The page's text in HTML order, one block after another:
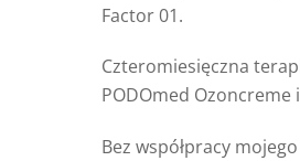
Factor 01.
Czteromiesięczna
PODOmed Ozoncreme
Bez współpracy